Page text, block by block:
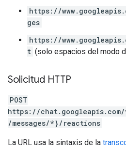
https://
ges
https://
t (solo espacios del modo
Solicitud HTTP
POST
https://
/messages/*}/reactions
La URL usa la sintaxis de la